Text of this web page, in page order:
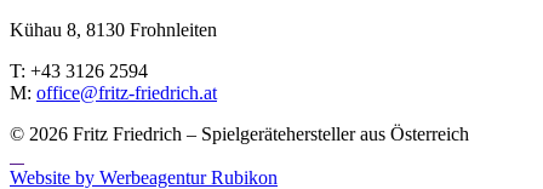
Kühau 8, 8130 Frohn­leiten
T: +43 3126 2594
M: office@fritz-fried­rich.at
© 2026 Fritz Friedrich – Spielgerätehersteller aus Österreich
Website by Werbeagentur Rubikon